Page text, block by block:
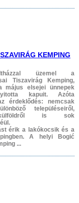
KEMPING
üzemel a
Tiszavirág Kemping,
május elsejei ünnepek
kapuit. Azóta
érdeklődés: nemcsak
településeiről,
is sok
érik a lakókocsik és a
A helyi Bogić
...